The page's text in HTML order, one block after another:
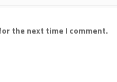
the next time I comment.